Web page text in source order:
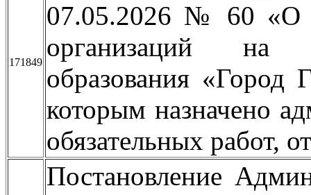
171849
07.05.2026 № 60 «О
организаций на
образования «Город
которым назначено
обязательных работ,
Постановление